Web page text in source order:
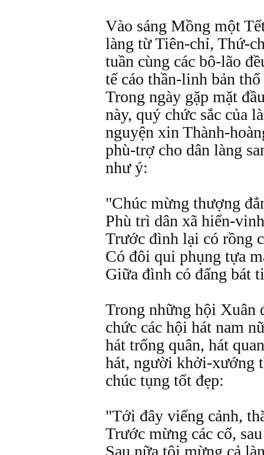
Vào sáng Mồng một
làng từ Tiên-chỉ, Thứ-
tuần cùng các bô-lão
tế cáo thần-linh bản
Trong ngày gặp mặt
này, quý chức sắc của
nguyện xin Thành-
phù-trợ cho dân làng
như ý:
"Chúc mừng thượng
Phù trì dân xã hiển-
Trước đình lại có rồng
Có đôi qui phụng tựa
Giữa đình có đấng bát
Trong những hội Xuân
chức các hội hát nam
hát trống quân, hát
hát, người khởi-xướng
chúc tụng tốt đẹp:
"Tới đây viếng cảnh,
Trước mừng các cố,
Sau nữa tôi mừng cả